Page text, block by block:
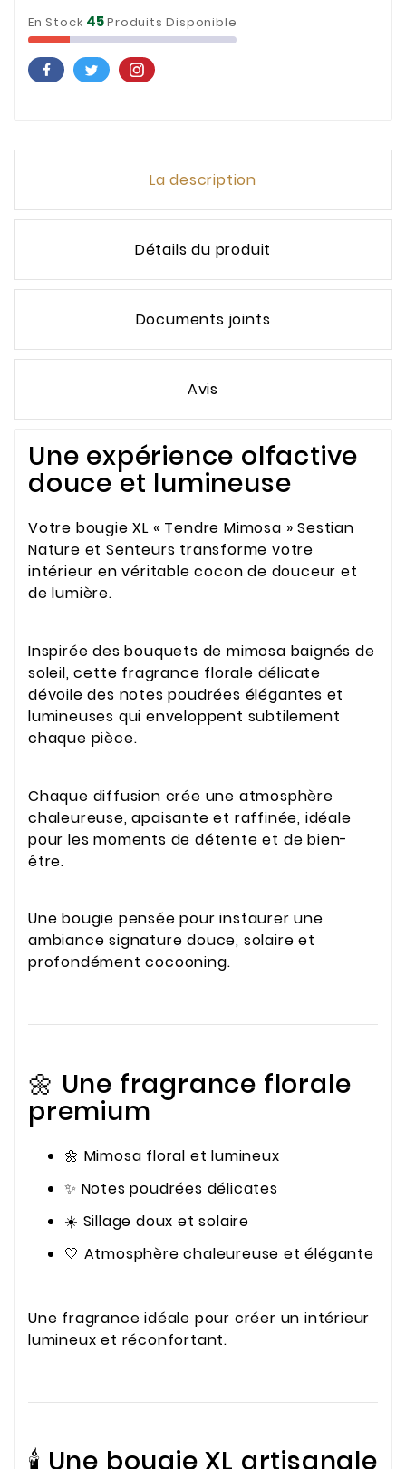
En Stock 45Produits Disponible
La description
Détails du produit
Documents joints
Avis
Une expérience olfactive
douce et lumineuse
Votre bougie XL « Tendre Mimosa » Sestian
Nature et Senteurs transforme votre
intérieur en véritable cocon de douceur et
de lumière.
Inspirée des bouquets de mimosa baignés de
soleil, cette fragrance florale délicate
dévoile des notes poudrées élégantes et
lumineuses qui enveloppent subtilement
chaque pièce.
Chaque diffusion crée une atmosphère
chaleureuse, apaisante et raffinée, idéale
pour les moments de détente et de bien-
être.
Une bougie pensée pour instaurer une
ambiance signature douce, solaire et
profondément cocooning.
🌼 Une fragrance florale
premium
🌼 Mimosa floral et lumineux
✨ Notes poudrées délicates
☀️ Sillage doux et solaire
🤍 Atmosphère chaleureuse et élégante
Une fragrance idéale pour créer un intérieur
lumineux et réconfortant.
🕯️ Une bougie XL artisanale